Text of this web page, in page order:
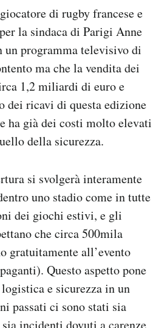
di rugby francese e
la sindaca di Parigi Anne
un programma televisivo di
ma che la vendita dei
1,2 miliardi di euro e
dei ricavi di questa edizione
ha già dei costi molto elevati
della sicurezza.
si svolgerà interamente
uno stadio come in tutte
dei giochi estivi, e gli
che circa 500mila
gratuitamente all’evento
Questo aspetto pone
e sicurezza in un
passati ci sono stati sia